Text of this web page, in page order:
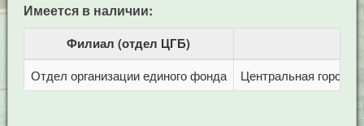
Имеется в наличии:
Филиал (отдел ЦГБ)
Отдел организации единого фонда Центральная